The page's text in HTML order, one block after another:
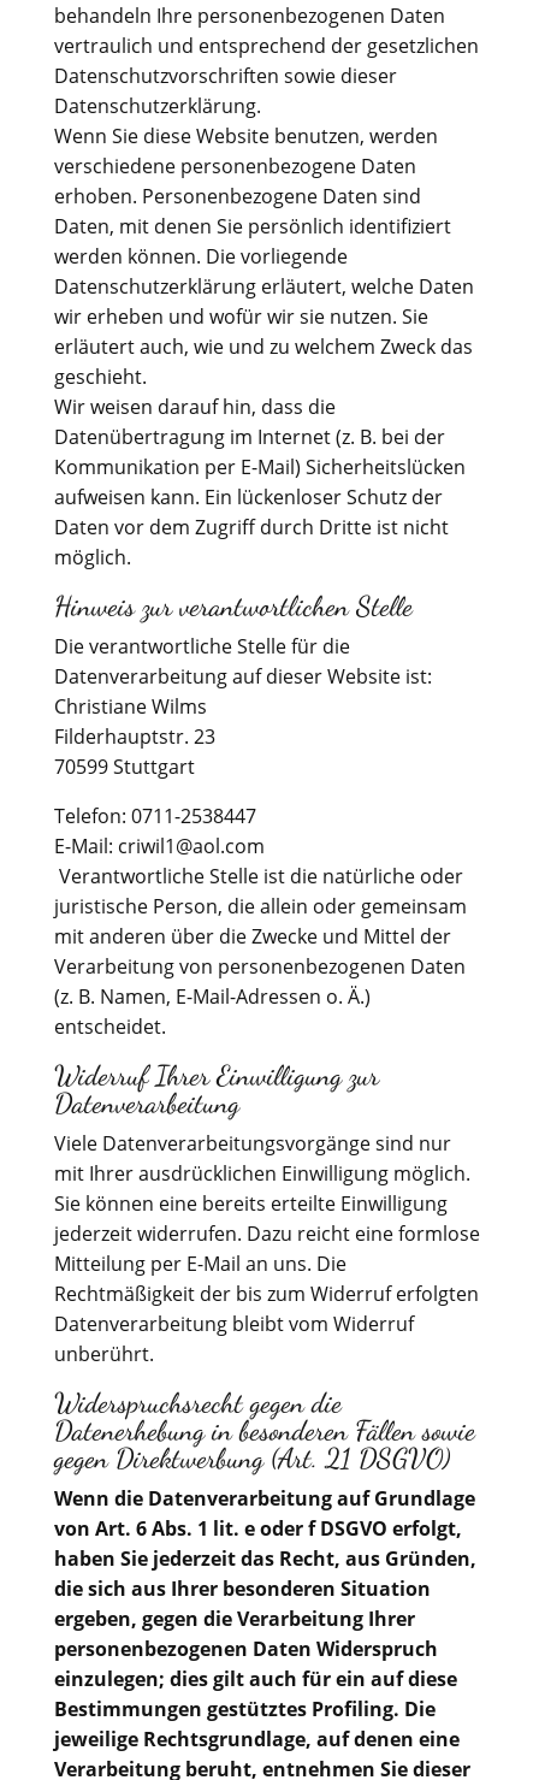
behandeln Ihre personenbezogenen Daten
vertraulich und entsprechend der gesetzlichen
Datenschutzvorschriften sowie dieser
Datenschutzerklärung.
Wenn Sie diese Website benutzen, werden
verschiedene personenbezogene Daten
erhoben. Personenbezogene Daten sind
Daten, mit denen Sie persönlich identifiziert
werden können. Die vorliegende
Datenschutzerklärung erläutert, welche Daten
wir erheben und wofür wir sie nutzen. Sie
erläutert auch, wie und zu welchem Zweck das
geschieht.
Wir weisen darauf hin, dass die
Datenübertragung im Internet (z. B. bei der
Kommunikation per E-Mail) Sicherheitslücken
aufweisen kann. Ein lückenloser Schutz der
Daten vor dem Zugriff durch Dritte ist nicht
möglich.
Hinweis zur verantwortlichen Stelle
Die verantwortliche Stelle für die
Datenverarbeitung auf dieser Website ist:
Christiane Wilms
Filderhauptstr. 23
70599 Stuttgart
Telefon: 0711-2538447
E-Mail: criwil1@aol.com
Verantwortliche Stelle ist die natürliche oder
juristische Person, die allein oder gemeinsam
mit anderen über die Zwecke und Mittel der
Verarbeitung von personenbezogenen Daten
(z. B. Namen, E-Mail-Adressen o. Ä.)
entscheidet.
Widerruf Ihrer Einwilligung zur
Datenverarbeitung
Viele Datenverarbeitungsvorgänge sind nur
mit Ihrer ausdrücklichen Einwilligung möglich.
Sie können eine bereits erteilte Einwilligung
jederzeit widerrufen. Dazu reicht eine formlose
Mitteilung per E-Mail an uns. Die
Rechtmäßigkeit der bis zum Widerruf erfolgten
Datenverarbeitung bleibt vom Widerruf
unberührt.
Widerspruchsrecht gegen die
Datenerhebung in besonderen Fällen sowie
gegen Direktwerbung (Art. 21 DSGVO)
Wenn die Datenverarbeitung auf Grundlage
von Art. 6 Abs. 1 lit. e oder f DSGVO erfolgt,
haben Sie jederzeit das Recht, aus Gründen,
die sich aus Ihrer besonderen Situation
ergeben, gegen die Verarbeitung Ihrer
personenbezogenen Daten Widerspruch
einzulegen; dies gilt auch für ein auf diese
Bestimmungen gestütztes Profiling. Die
jeweilige Rechtsgrundlage, auf denen eine
Verarbeitung beruht, entnehmen Sie dieser